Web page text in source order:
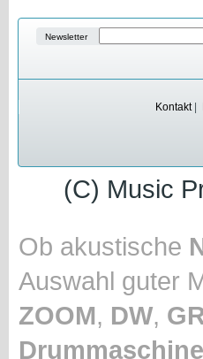
Newsletter
Kontakt|
(C) Music
Ob akustische
Auswahl guter
ZOOM, DW,